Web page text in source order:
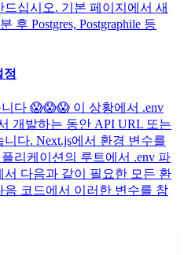
십시오. 기본 페이지에서 새
후 Postgres, Postgraphile 등
정
다 😱😱😱 이 상황에서 .env
개발하는 동안 API URL 또는
다. Next.js에서 환경 변수를
리케이션의 루트에서 .env 파
다음과 같이 필요한 모든 환
코드에서 이러한 변수를 참